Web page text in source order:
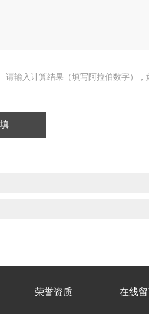
请输入计算结果（填写阿拉伯数字），
荣誉资质 在线